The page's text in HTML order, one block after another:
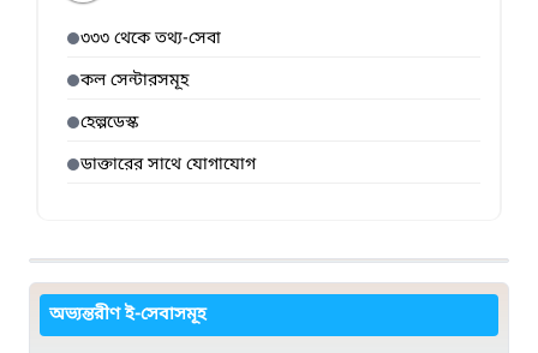
৩৩৩ থেকে তথ্য-সেবা
কল সেন্টারসমূহ
হেল্পডেস্ক
ডাক্তারের সাথে যোগাযোগ
অভ্যন্তরীণ ই-সেবাসমূহ